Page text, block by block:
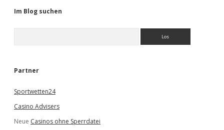
Im Blog suchen
e
Partner
Sportwetten24
Casino Advisers
Neue Casinos ohne Sperrdatei